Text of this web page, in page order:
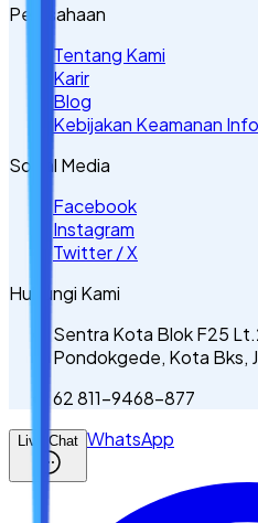
Perusahaan
Tentang Kami
Karir
Blog
Kebijakan Keamanan
Sosial Media
Facebook
Instagram
Twitter / X
Hubungi Kami
Sentra Kota Blok F25
Pondokgede, Kota Bks,
62 811-9468-877
Live Chat WhatsApp